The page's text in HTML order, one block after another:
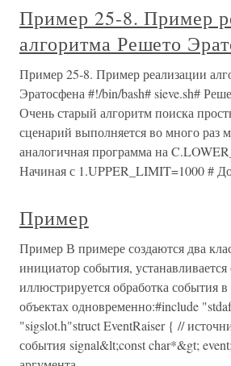
Пример 25-8. Пример
алгоритма Решето
Пример 25-8. Пример реализации
Эратосфена #!/bin/bash# sieve.sh#
Очень старый алгоритм поиска
сценарий выполняется во много раз
аналогичная программа на
Начиная с 1.UPPER_LIMIT=1000 #
Пример
Пример В примере создаются два
инициатор события,
иллюстрируется обработка события
объектах одновременно:#include
"sigslot.h"struct EventRaiser { //
события signal&lt;const char*&gt;